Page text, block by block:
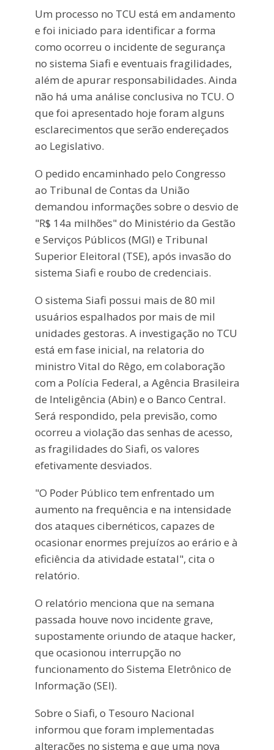
Um processo no TCU está em andamento
e foi iniciado para identificar a forma
como ocorreu o incidente de segurança
no sistema Siafi e eventuais fragilidades,
além de apurar responsabilidades. Ainda
não há uma análise conclusiva no TCU. O
que foi apresentado hoje foram alguns
esclarecimentos que serão endereçados
ao Legislativo.
O pedido encaminhado pelo Congresso
ao Tribunal de Contas da União
demandou informações sobre o desvio de
"R$ 14a milhões" do Ministério da Gestão
e Serviços Públicos (MGI) e Tribunal
Superior Eleitoral (TSE), após invasão do
sistema Siafi e roubo de credenciais.
O sistema Siafi possui mais de 80 mil
usuários espalhados por mais de mil
unidades gestoras. A investigação no TCU
está em fase inicial, na relatoria do
ministro Vital do Rêgo, em colaboração
com a Polícia Federal, a Agência Brasileira
de Inteligência (Abin) e o Banco Central.
Será respondido, pela previsão, como
ocorreu a violação das senhas de acesso,
as fragilidades do Siafi, os valores
efetivamente desviados.
"O Poder Público tem enfrentado um
aumento na frequência e na intensidade
dos ataques cibernéticos, capazes de
ocasionar enormes prejuízos ao erário e à
eficiência da atividade estatal", cita o
relatório.
O relatório menciona que na semana
passada houve novo incidente grave,
supostamente oriundo de ataque hacker,
que ocasionou interrupção no
funcionamento do Sistema Eletrônico de
Informação (SEI).
Sobre o Siafi, o Tesouro Nacional
informou que foram implementadas
alterações no sistema e que uma nova